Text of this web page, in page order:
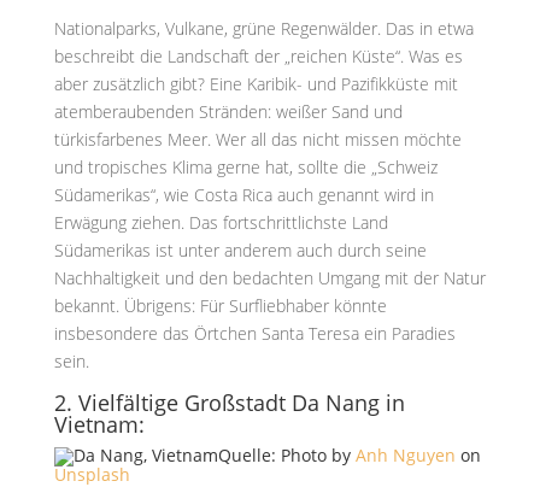
Nationalparks, Vulkane, grüne Regenwälder. Das in etwa
beschreibt die Landschaft der „reichen Küste“. Was es
aber zusätzlich gibt? Eine Karibik- und Pazifikküste mit
atemberaubenden Stränden: weißer Sand und
türkisfarbenes Meer. Wer all das nicht missen möchte
und tropisches Klima gerne hat, sollte die „Schweiz
Südamerikas“, wie Costa Rica auch genannt wird in
Erwägung ziehen. Das fortschrittlichste Land
Südamerikas ist unter anderem auch durch seine
Nachhaltigkeit und den bedachten Umgang mit der Natur
bekannt. Übrigens: Für Surfliebhaber könnte
insbesondere das Örtchen Santa Teresa ein Paradies
sein.
2. Vielfältige Großstadt Da Nang in
Vietnam:
Quelle: Photo by Anh Nguyen on
Unsplash